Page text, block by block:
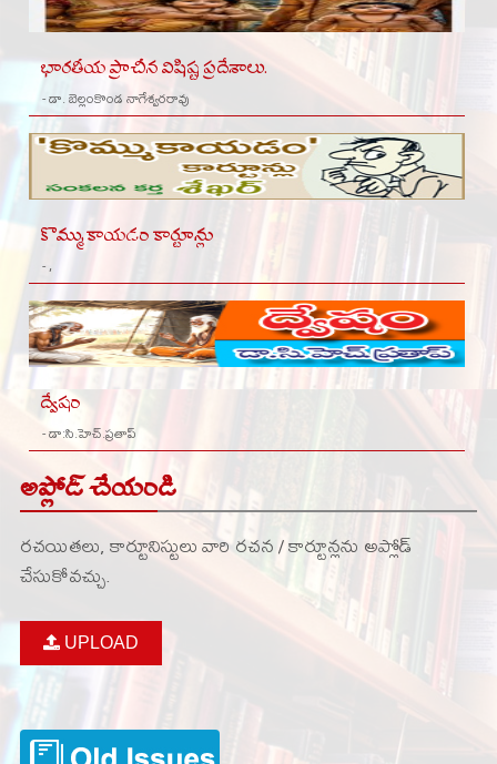
భారతీయ ప్రాచీన విషిష్ట ప్రదేశాలు.
- డా. బెల్లంకొండ నాగేశ్వరరావు
కొమ్ముకాయడం కార్టూన్లు
- ,
ద్వేషం
- డా:సి.హెచ్.ప్రతాప్
అప్లోడ్ చేయండి
రచయితలు, కార్టూనిస్టులు వారి రచన / కార్టూన్లను అప్లోడ్
చేసుకోవచ్చు.
UPLOAD